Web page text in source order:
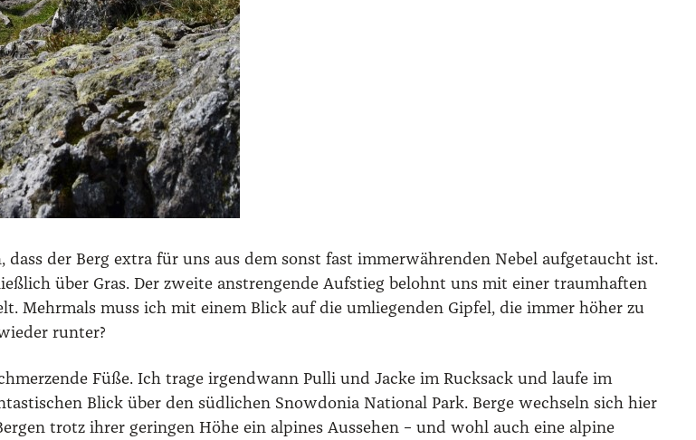
der Berg extra für uns aus dem sonst fast immer­wäh­ren­den Nebel auf­ge­taucht ist.
über Gras. Der zwei­te anstren­gen­de Auf­stieg belohnt uns mit einer traum­haf­ten
Mehr­mals muss ich mit einem Blick auf die umlie­gen­den Gip­fel, die immer höher zu
run­ter?
Füße. Ich tra­ge irgend­wann Pul­li und Jacke im Ruck­sack und lau­fe im
Blick über den süd­li­chen Snow­do­nia Natio­nal Park. Ber­ge wech­seln sich hier
trotz ihrer gerin­gen Höhe ein alpi­nes Aus­se­hen – und wohl auch eine alpi­ne